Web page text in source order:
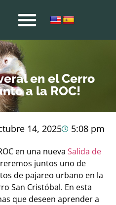
en el Cerro
a la ROC!
14, 2025 5:08 pm
en una nueva Salida de
juntos uno de
de pajareo urbano en la
San Cristóbal. En esta
que deseen aprender a